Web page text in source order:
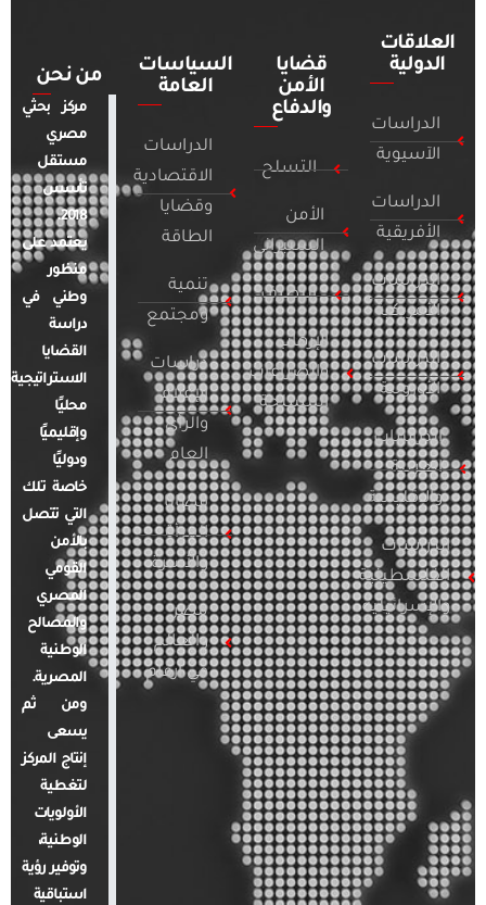
العلاقات
الدولية
الدراسات
الآسيوية
الدراسات
الأفريقية
الدراسات
الأمريكية
الدراسات
الأوروبية
الدراسات
العربية
والإقليمية
الدراسات
الفلسطينية
والإسرائيلية
قضايا
الأمن
والدفاع
التسلح
الأمن
السيبراني
التطرف
الإرهاب
والصراعات
المسلحة
السياسات
العامة
الدراسات
الاقتصادية
وقضايا
الطاقة
تنمية
ومجتمع
دراسات
الإعلام
والرأي
العام
قضايا
المرأة
والأسرة
مصر
والعالم
في أرقام
من نحن
مركز بحثي
مصري
مستقل
تأسس
2018.
يعتمد على
منظور
وطني في
دراسة
القضايا
الاستراتيجية
محليًا
وإقليميًا
ودوليًا
خاصة تلك
التي تتصل
بالأمن
القومي
المصري
والمصالح
الوطنية
المصرية.
ومن ثم
يسعى
إنتاج المركز
لتغطية
الأولويات
الوطنية،
وتوفير رؤية
استباقية